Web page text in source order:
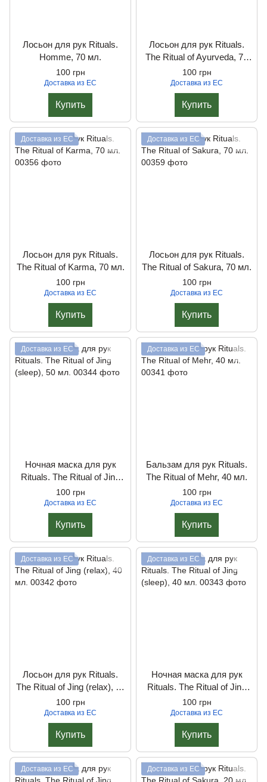
Лосьон для рук Rituals.
Homme, 70 мл.
100 грн
Доставка из ЕС
Купить
Лосьон для рук Rituals.
The Ritual of Ayurveda, 70
мл.
100 грн
Доставка из ЕС
Купить
Доставка из ЕС
Лосьон для рук Rituals.
The Ritual of Karma, 70 мл.
100 грн
Доставка из ЕС
Купить
Доставка из ЕС
Лосьон для рук Rituals.
The Ritual of Sakura, 70 мл.
100 грн
Доставка из ЕС
Купить
Доставка из ЕС
Ночная маска для рук
Rituals. The Ritual of Jing
(sleep), 50 мл.
100 грн
Доставка из ЕС
Купить
Доставка из ЕС
Бальзам для рук Rituals.
The Ritual of Mehr, 40 мл.
100 грн
Доставка из ЕС
Купить
Доставка из ЕС
Лосьон для рук Rituals.
The Ritual of Jing (relax), 40
мл.
100 грн
Доставка из ЕС
Купить
Доставка из ЕС
Ночная маска для рук
Rituals. The Ritual of Jing
(sleep), 40 мл.
100 грн
Доставка из ЕС
Купить
Доставка из ЕС Доставка из ЕС